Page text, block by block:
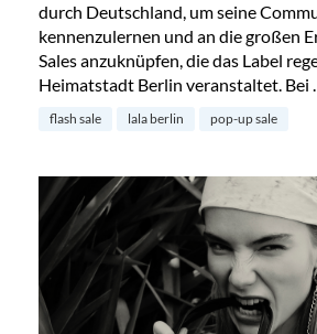
durch Deutschland, um seine
kennenzulernen und an die großen
Sales anzuknüpfen, die das Label
Heimatstadt Berlin veranstaltet. Bei
flash sale lala berlin pop-up sale